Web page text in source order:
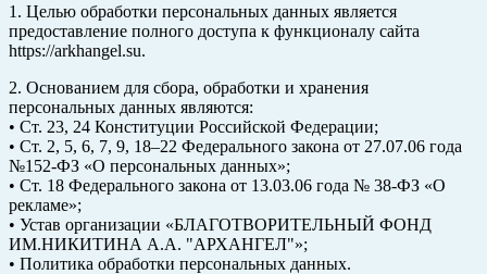
1. Целью обработки персональных данных является
предоставление полного доступа к функционалу сайта
https://arkhangel.su.
2. Основанием для сбора, обработки и хранения
персональных данных являются:
• Ст. 23, 24 Конституции Российской Федерации;
• Ст. 2, 5, 6, 7, 9, 18–22 Федерального закона от 27.07.06 года
№152-ФЗ «О персональных данных»;
• Ст. 18 Федерального закона от 13.03.06 года № 38-ФЗ «О
рекламе»;
• Устав организации «БЛАГОТВОРИТЕЛЬНЫЙ ФОНД
ИМ.НИКИТИНА А.А. "АРХАНГЕЛ"»;
• Политика обработки персональных данных.